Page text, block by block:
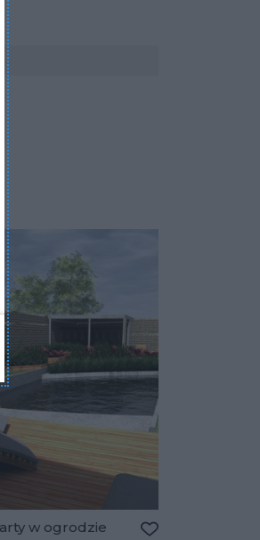
w ogrodzie